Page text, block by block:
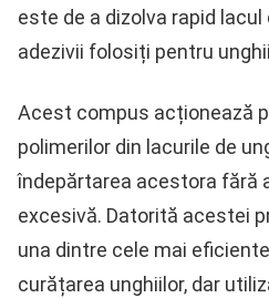
este de a dizolva rapid lacul
adezivii folosiți pentru
Acest compus acționează
polimerilor din lacurile de
îndepărtarea acestora fără
excesivă. Datorită acestei
una dintre cele mai
curățarea unghiilor, dar